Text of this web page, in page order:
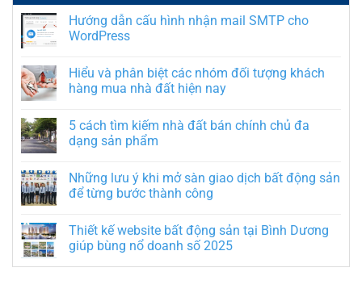
Hướng dẫn cấu hình nhận mail SMTP cho
WordPress
Hiểu và phân biệt các nhóm đối tượng khách
hàng mua nhà đất hiện nay
5 cách tìm kiếm nhà đất bán chính chủ đa
dạng sản phẩm
Những lưu ý khi mở sàn giao dịch bất động sản
để từng bước thành công
Thiết kế website bất động sản tại Bình Dương
giúp bùng nổ doanh số 2025